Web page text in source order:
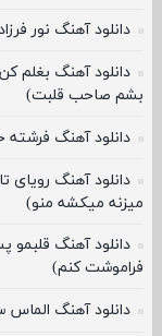
دانلود آهنگ نور
دانلود آهنگ بغلم
بشم صاحب قلبت)
دانلود آهنگ فرشته
دانلود آهنگ
میزنه میکشه منو)
دانلود آهنگ
فراموشت کنم)
دانلود آهنگ الماس